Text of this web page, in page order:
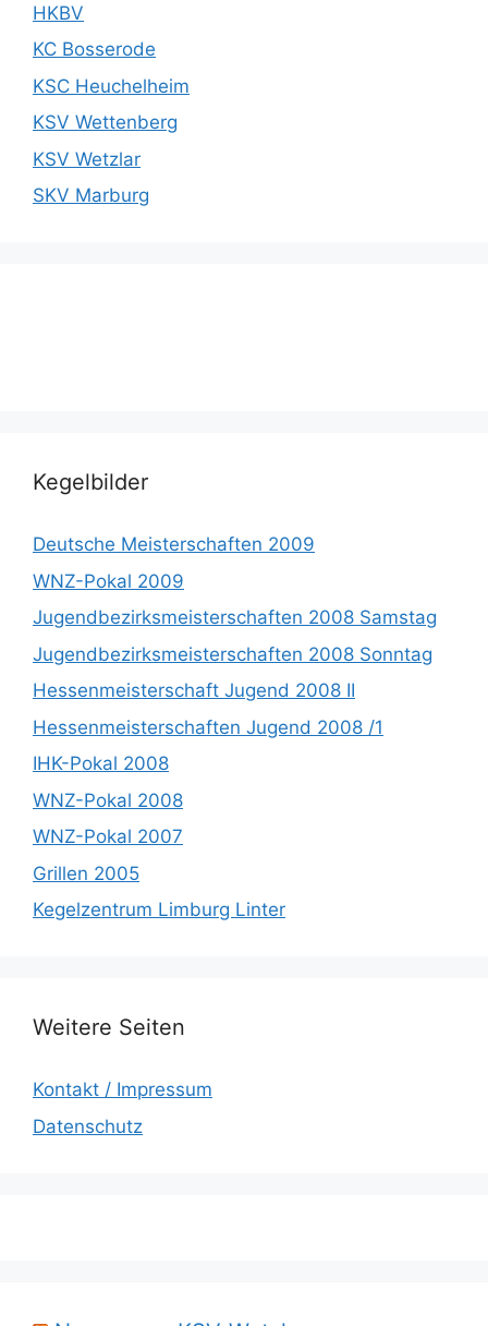
HKBV
KC Bosserode
KSC Heuchelheim
KSV Wettenberg
KSV Wetzlar
SKV Marburg
Kegelbilder
Deutsche Meisterschaften 2009
WNZ-Pokal 2009
Jugendbezirksmeisterschaften 2008 Samstag
Jugendbezirksmeisterschaften 2008 Sonntag
Hessenmeisterschaft Jugend 2008 II
Hessenmeisterschaften Jugend 2008 /1
IHK-Pokal 2008
WNZ-Pokal 2008
WNZ-Pokal 2007
Grillen 2005
Kegelzentrum Limburg Linter
Weitere Seiten
Kontakt / Impressum
Datenschutz